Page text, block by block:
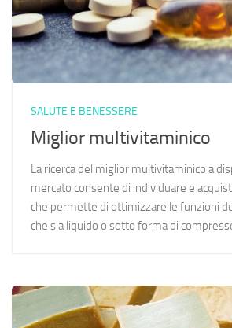
SALUTE E BENESSERE
Miglior multivitaminico
La ricerca del miglior multivitaminico a
mercato consente di individuare e
che permette di ottimizzare le funzioni
che sia liquido o sotto forma di